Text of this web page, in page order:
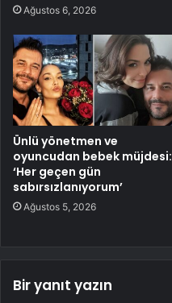
Ağustos 6, 2026
Ünlü yönetmen ve
oyuncudan bebek müjdesi:
‘Her geçen gün
sabırsızlanıyorum’
Ağustos 5, 2026
Bir yanıt yazın